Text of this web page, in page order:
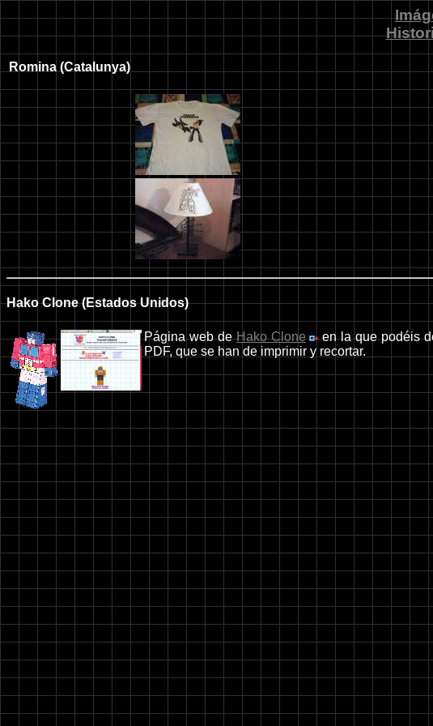
Romina (Catalunya)
Hako Clone (Estados Unidos)
Página web deHako Clone
en la que podéis
PDF, que se han de imprimir y recortar.